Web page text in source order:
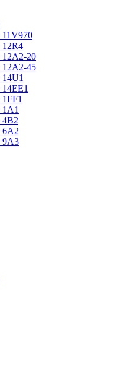
12А2-20
12А2-45
1А1
4В2
6A2
9А3